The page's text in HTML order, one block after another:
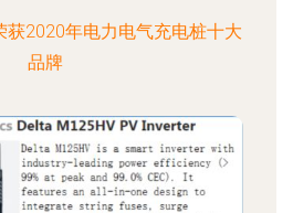
获2020年电力电气充电桩十大
品牌